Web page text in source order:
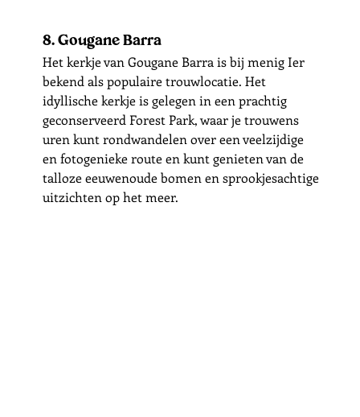
8. Gougane Barra
Het kerkje van Gougane Barra is bij menig Ier
bekend als populaire trouwlocatie. Het
idyllische kerkje is gelegen in een prachtig
geconserveerd Forest Park, waar je trouwens
uren kunt rondwandelen over een veelzijdige
en fotogenieke route en kunt genieten van de
talloze eeuwenoude bomen en sprookjesachtige
uitzichten op het meer.